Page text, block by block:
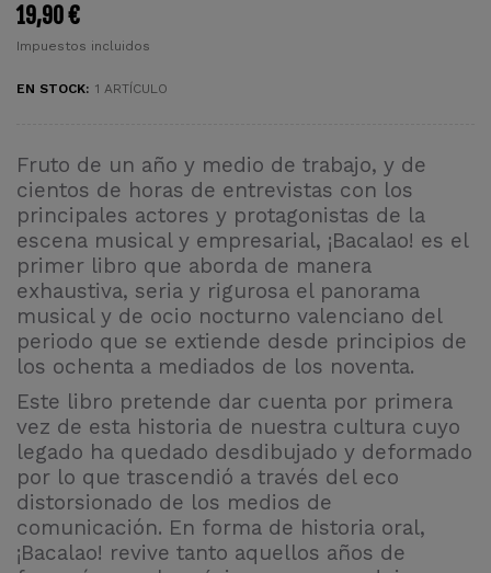
19,90 €
Impuestos incluidos
EN STOCK: 1 ARTÍCULO
Fruto de un año y medio de trabajo, y de
cientos de horas de entrevistas con los
principales actores y protagonistas de la
escena musical y empresarial, ¡Bacalao! es el
primer libro que aborda de manera
exhaustiva, seria y rigurosa el panorama
musical y de ocio nocturno valenciano del
periodo que se extiende desde principios de
los ochenta a mediados de los noventa.
Este libro pretende dar cuenta por primera
vez de esta historia de nuestra cultura cuyo
legado ha quedado desdibujado y deformado
por lo que trascendió a través del eco
distorsionado de los medios de
comunicación. En forma de historia oral,
¡Bacalao! revive tanto aquellos años de